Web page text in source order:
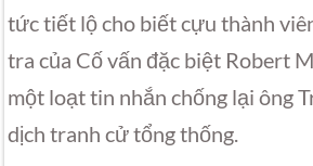
tức tiết lộ cho biết cựu thành
tra của Cố vấn đặc biệt Robert
một loạt tin nhắn chống lại ông
dịch tranh cử tổng thống.